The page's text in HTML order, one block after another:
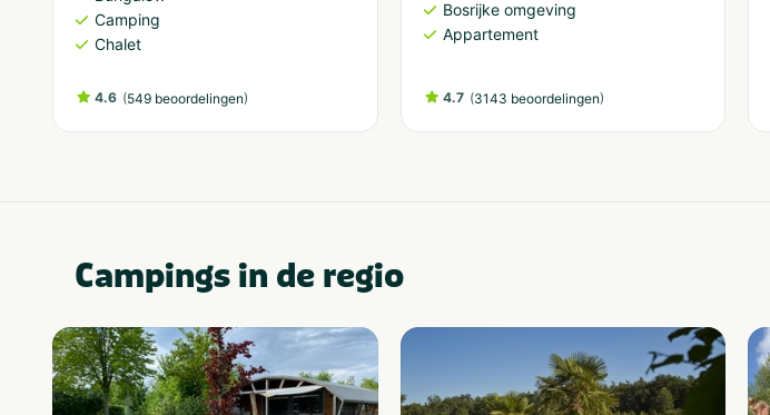
Camping
Chalet
4.6 (549 beoordelingen)
Bosrijke omgeving
Appartement
4.7 (3143 beoordelingen)
Campings in de regio